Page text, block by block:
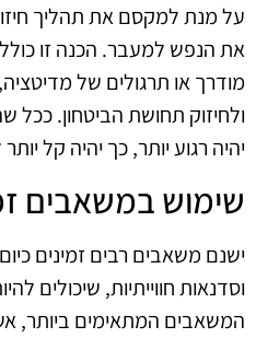
על מנת למקסם את תהליך
את הנפש למעבר. הכנה זו
מודרך או תרגולים של
ולחיזוק תחושת הביטחון.
יהיה רגוע יותר, כך יהיה קל
שימוש במשאבים
ישנם משאבים רבים זמינים
וסדנאות חווייתיות, שיכולים
המשאבים המתאימים ביותר,